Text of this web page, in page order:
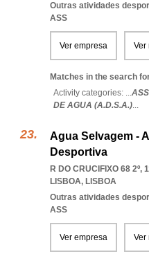
Outras atividades
ASS
Ver empresa Ver
Matches in the search
Activity categories: ...
DE AGUA (A.D.S.A.)...
Agua Selvagem -
Desportiva
R DO CRUCIFIXO 68 2º,
LISBOA, LISBOA
Outras atividades
ASS
Ver empresa Ver